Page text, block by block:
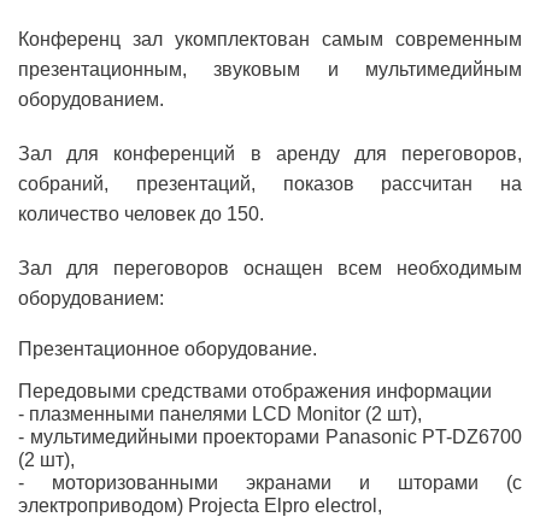
Конференц зал укомплектован самым современным
презентационным, звуковым и мультимедийным
оборудованием.
Зал для конференций в аренду для переговоров,
собраний, презентаций, показов рассчитан на
количество человек до 150.
Зал для переговоров оснащен всем необходимым
оборудованием:
Презентационное оборудование.
Передовыми средствами отображения информации
- плазменными панелями LCD Monitor (2 шт),
- мультимедийными проекторами Panasonic PT-DZ6700
(2 шт),
- моторизованными экранами и шторами (с
электроприводом) Projecta Elpro electrol,